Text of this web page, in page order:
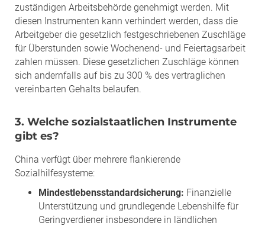
zuständigen Arbeitsbehörde genehmigt werden. Mit
diesen Instrumenten kann verhindert werden, dass die
Arbeitgeber die gesetzlich festgeschriebenen Zuschläge
für Überstunden sowie Wochenend- und Feiertagsarbeit
zahlen müssen. Diese gesetzlichen Zuschläge können
sich andernfalls auf bis zu 300 % des vertraglichen
vereinbarten Gehalts belaufen.
3. Welche sozialstaatlichen Instrumente
gibt es?
China verfügt über mehrere flankierende
Sozialhilfesysteme:
Mindestlebensstandardsicherung: Finanzielle
Unterstützung und grundlegende Lebenshilfe für
Geringverdiener insbesondere in ländlichen